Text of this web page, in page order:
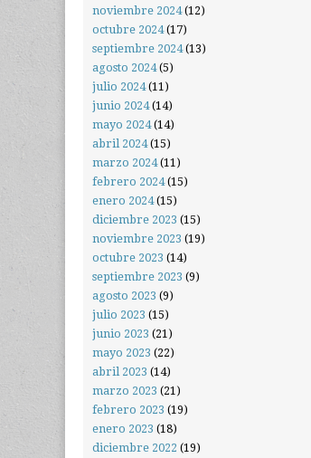
noviembre 2024(12)
octubre 2024(17)
septiembre 2024(13)
agosto 2024(5)
julio 2024(11)
junio 2024(14)
mayo 2024(14)
abril 2024(15)
marzo 2024(11)
febrero 2024(15)
enero 2024(15)
diciembre 2023 (15)
noviembre 2023 (19)
octubre 2023 (14)
septiembre 2023 (9)
agosto 2023 (9)
julio 2023 (15)
junio 2023 (21)
mayo 2023 (22)
abril 2023 (14)
marzo 2023 (21)
febrero 2023 (19)
enero 2023 (18)
diciembre 2022 (19)